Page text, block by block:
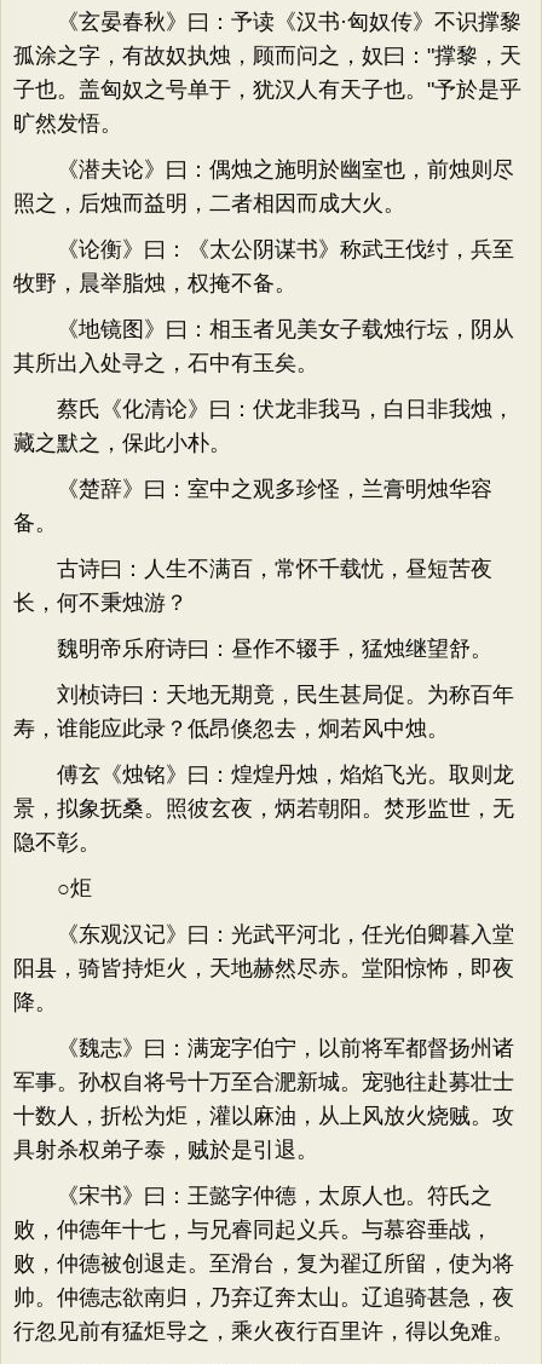
《玄晏春秋》曰：予读《汉书·匈奴传》不识撑黎
孤涂之字，有故奴执烛，顾而问之，奴曰："撑黎，天
子也。盖匈奴之号单于，犹汉人有天子也。"予於是乎
旷然发悟。
《潜夫论》曰：偶烛之施明於幽室也，前烛则尽
照之，后烛而益明，二者相因而成大火。
《论衡》曰：《太公阴谋书》称武王伐纣，兵至
牧野，晨举脂烛，权掩不备。
《地镜图》曰：相玉者见美女子载烛行坛，阴从
其所出入处寻之，石中有玉矣。
蔡氏《化清论》曰：伏龙非我马，白日非我烛，
藏之默之，保此小朴。
《楚辞》曰：室中之观多珍怪，兰膏明烛华容
备。
古诗曰：人生不满百，常怀千载忧，昼短苦夜
长，何不秉烛游？
魏明帝乐府诗曰：昼作不辍手，猛烛继望舒。
刘桢诗曰：天地无期竟，民生甚局促。为称百年
寿，谁能应此录？低昂倏忽去，炯若风中烛。
傅玄《烛铭》曰：煌煌丹烛，焰焰飞光。取则龙
景，拟象抚桑。照彼玄夜，炳若朝阳。焚形监世，无
隐不彰。
○炬
《东观汉记》曰：光武平河北，任光伯卿暮入堂
阳县，骑皆持炬火，天地赫然尽赤。堂阳惊怖，即夜
降。
《魏志》曰：满宠字伯宁，以前将军都督扬州诸
军事。孙权自将号十万至合淝新城。宠驰往赴募壮士
十数人，折松为炬，灌以麻油，从上风放火烧贼。攻
具射杀权弟子泰，贼於是引退。
《宋书》曰：王懿字仲德，太原人也。符氏之
败，仲德年十七，与兄睿同起义兵。与慕容垂战，
败，仲德被创退走。至滑台，复为翟辽所留，使为将
帅。仲德志欲南归，乃弃辽奔太山。辽追骑甚急，夜
行忽见前有猛炬导之，乘火夜行百里许，得以免难。